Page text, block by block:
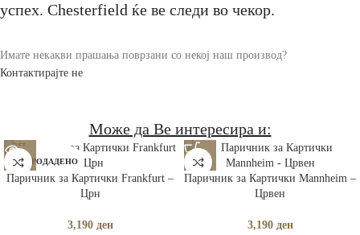
успех. Chesterfield ќе ве следи во чекор.
Имате некакви прашања поврзани со некој наш производ?
Контактирајте не
Може да Ве интересира и:
РАСПРОДАДЕНО
Паричник за Картички Frankfurt –
Црн
3,190 ден
Паричник за Картички Mannheim –
Црвен
3,190 ден